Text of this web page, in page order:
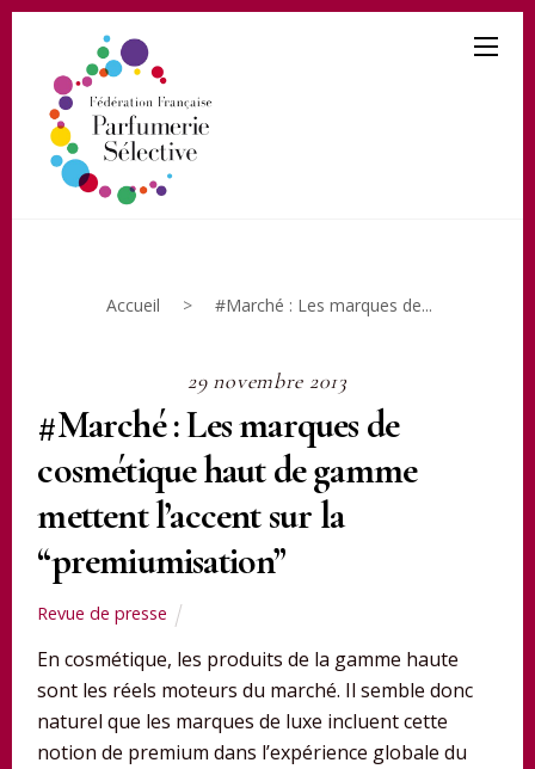
Accueil > #Marché : Les marques de...
29 novembre 2013
#Marché : Les marques de
cosmétique haut de gamme
mettent l’accent sur la
“premiumisation”
Revue de presse
En cosmétique, les produits de la gamme haute
sont les réels moteurs du marché. Il semble donc
naturel que les marques de luxe incluent cette
notion de premium dans l’expérience globale du